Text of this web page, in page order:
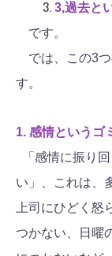
3,過去と
です。
では、この3つ
す。
1. 感情というゴ
「感情に振り
い」、これは、
上司にひどく
つかない、日曜